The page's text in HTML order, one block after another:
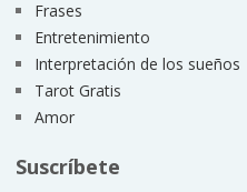
Frases
Entretenimiento
Interpretación de los sueños
Tarot Gratis
Amor
Suscríbete